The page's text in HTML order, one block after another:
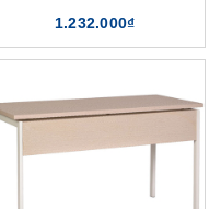
1.232.000₫